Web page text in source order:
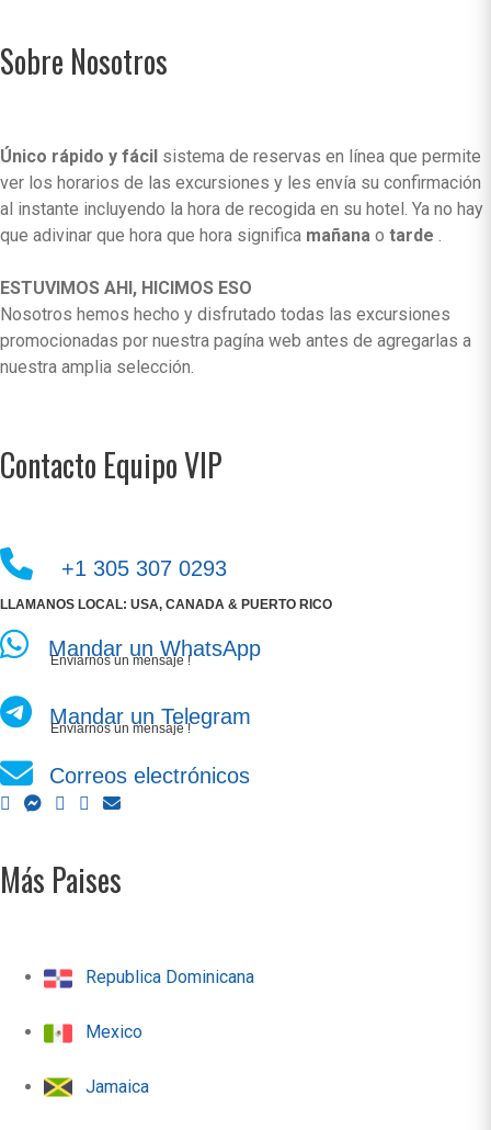
Sobre Nosotros
Único rápido y fácil sistema de reservas en línea que permite
ver los horarios de las excursiones y les envía su confirmación
al instante incluyendo la hora de recogida en su hotel. Ya no hay
que adivinar que hora que hora significa mañana o tarde .
ESTUVIMOS AHI, HICIMOS ESO
Nosotros hemos hecho y disfrutado todas las excursiones
promocionadas por nuestra pagína web antes de agregarlas a
nuestra amplia selección.
Contacto Equipo VIP
+1 305 307 0293
LLAMANOS LOCAL: USA, CANADA & PUERTO RICO
Mandar un WhatsApp
Enviarnos un mensaje !
Mandar un Telegram
Enviarnos un mensaje !
Correos electrónicos
Más Paises
Republica Dominicana
Mexico
Jamaica